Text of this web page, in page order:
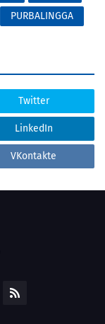
PURBALINGGA
Twitter
LinkedIn
VKontakte